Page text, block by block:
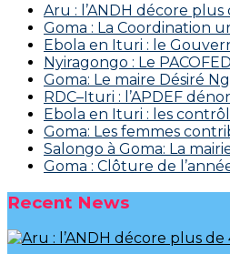
Aru : l’ANDH décore
Goma : La Coordination
Ebola en Ituri : le
‎Nyiragongo : Le
Goma: Le maire Désiré
RDC–Ituri : l’APDEF
Ebola en Ituri : les
Goma: Les femmes
Salongo à Goma: La
Goma : Clôture de
Recent News